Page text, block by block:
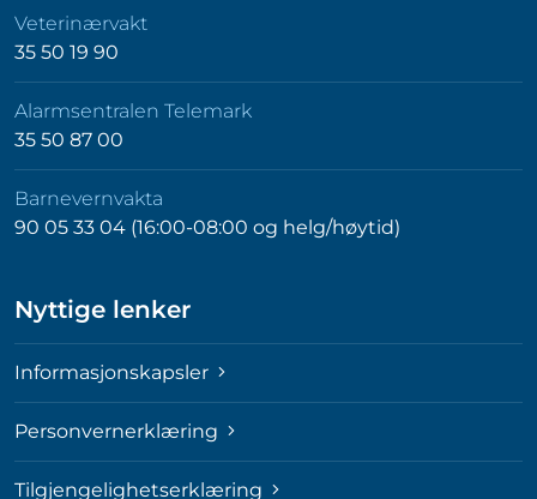
Veterinærvakt
35 50 19 90
Alarmsentralen Telemark
35 50 87 00
Barnevernvakta
90 05 33 04 (16:00-08:00 og helg/høytid)
Nyttige lenker
Informasjonskapsler
Personvernerklæring
Tilgjengelighetserklæring